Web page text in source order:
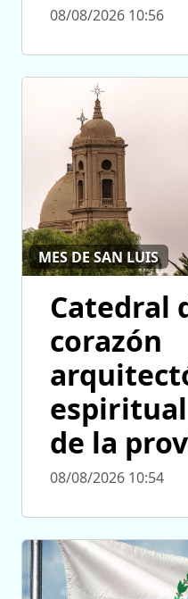
08/08/2026 10:56
MES DE SAN LUIS
Catedral
corazón
de la
08/08/2026 10:54